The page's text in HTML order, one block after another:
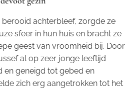
achterbleef, zorgde ze
sfeer in hun huis en bracht ze
geest van vroomheid bij. Door
al op zeer jonge leeftijd
geneigd tot gebed en
zich erg aangetrokken tot het